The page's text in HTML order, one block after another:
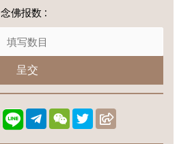
念佛报数 :
呈交